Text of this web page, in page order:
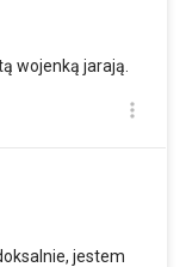
wojenką jarają.
jestem